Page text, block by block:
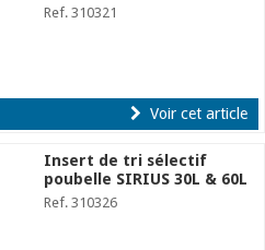
Ref. 310321
Voir cet article
Insert de tri sélectif
poubelle SIRIUS 30L & 60L
Ref. 310326